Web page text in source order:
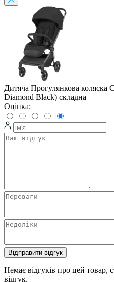
Дитяча Прогулянкова
Diamond Black) складна
Оцінка:
Відправити відгук
Немає відгуків про цей товар,
відгук.